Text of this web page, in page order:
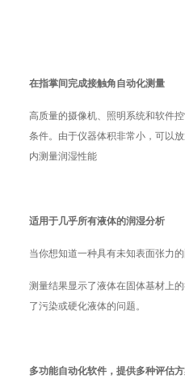
在指掌间完成接触角自动化测量
高质量的摄像机、照明系统和软件
条件。由于仪器体积非常小，可以
内测量润湿性能
适用于几乎所有液体的润湿分析
当你想知道一种具有未知表面张力
测量结果显示了液体在固体基材上
了污染或硬化液体的问题。
多功能自动化软件，提供多种评估